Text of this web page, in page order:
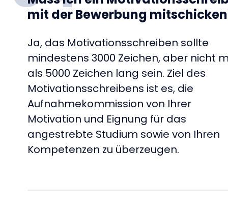
mit der Bewerbung
Ja, das Motivationsschreiben sollte
mindestens 3000 Zeichen, aber nicht
als 5000 Zeichen lang sein. Ziel des
Motivationsschreibens ist es, die
Aufnahmekommission von Ihrer
Motivation und Eignung für das
angestrebte Studium sowie von Ihren
Kompetenzen zu überzeugen.